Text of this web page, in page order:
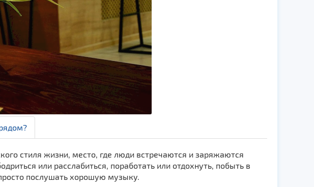
стиля жизни, место, где люди встречаются и заряжаются
или расслабиться, поработать или отдохнуть, побыть в
послушать хорошую музыку.